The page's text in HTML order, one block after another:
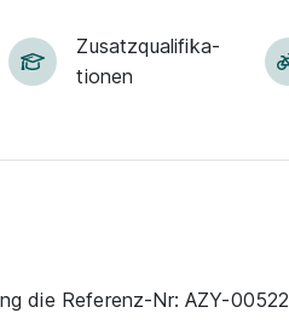
Zu­satz­qua­li­fi­ka­
tio­nen
die Referenz-Nr: AZY-